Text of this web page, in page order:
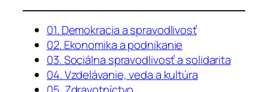
01. Demokracia a spravodlivosť
02. Ekonomika a podnikanie
03. Sociálna spravodlivosť a solidarita
04. Vzdelávanie, veda a kultúra